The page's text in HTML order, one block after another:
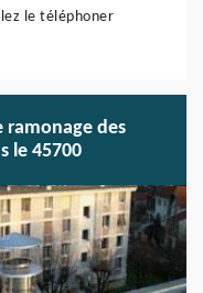
le téléphoner
ramonage des
le 45700